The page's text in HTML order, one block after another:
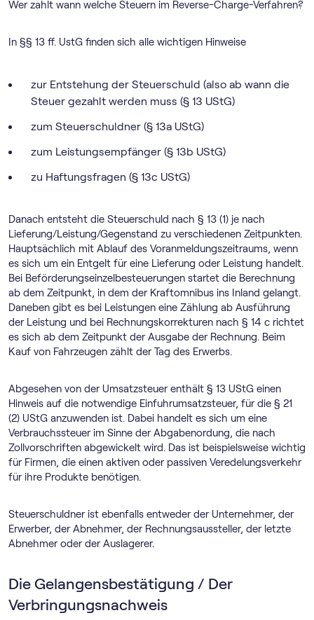
Wer zahlt wann welche Steuern im Reverse-Charge-Verfahren?
In §§ 13 ff. UstG finden sich alle wichtigen Hinweise
zur Entstehung der Steuerschuld (also ab wann die
Steuer gezahlt werden muss (§ 13 UStG)
zum Steuerschuldner (§ 13a UStG)
zum Leistungsempfänger (§ 13b UStG)
zu Haftungsfragen (§ 13c UStG)
Danach entsteht die Steuerschuld nach § 13 (1) je nach
Lieferung/Leistung/Gegenstand zu verschiedenen Zeitpunkten.
Hauptsächlich mit Ablauf des Voranmeldungszeitraums, wenn
es sich um ein Entgelt für eine Lieferung oder Leistung handelt.
Bei Beförderungseinzelbesteuerungen startet die Berechnung
ab dem Zeitpunkt, in dem der Kraftomnibus ins Inland gelangt.
Daneben gibt es bei Leistungen eine Zählung ab Ausführung
der Leistung und bei Rechnungskorrekturen nach § 14 c richtet
es sich ab dem Zeitpunkt der Ausgabe der Rechnung. Beim
Kauf von Fahrzeugen zählt der Tag des Erwerbs.
Abgesehen von der Umsatzsteuer enthält § 13 UStG einen
Hinweis auf die notwendige Einfuhrumsatzsteuer, für die § 21
(2) UStG anzuwenden ist. Dabei handelt es sich um eine
Verbrauchssteuer im Sinne der Abgabenordung, die nach
Zollvorschriften abgewickelt wird. Das ist beispielsweise wichtig
für Firmen, die einen aktiven oder passiven Veredelungsverkehr
für ihre Produkte benötigen.
Steuerschuldner ist ebenfalls entweder der Unternehmer, der
Erwerber, der Abnehmer, der Rechnungsaussteller, der letzte
Abnehmer oder der Auslagerer.
Die Gelangensbestätigung / Der
Verbringungsnachweis